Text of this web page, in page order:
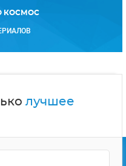
КОСМОС
лучшее